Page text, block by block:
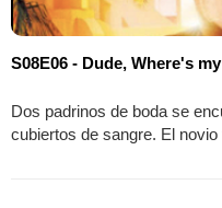
S08E06 - Dude, Where's
Dos padrinos de boda se
cubiertos de sangre. El novio